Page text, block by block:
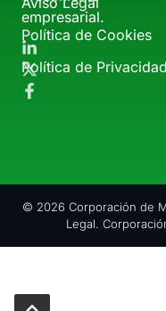
empresarial.
Política de Cookies
Política de Privacidad
© 2026 Corporación de
Legal.